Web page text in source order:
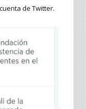
de Twitter.